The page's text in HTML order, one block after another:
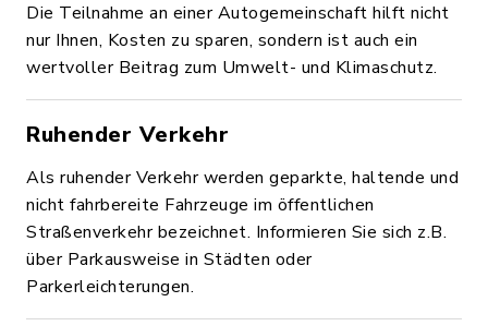
Die Teilnahme an einer Autogemeinschaft hilft nicht
nur Ihnen, Kosten zu sparen, sondern ist auch ein
wertvoller Beitrag zum Umwelt- und Klimaschutz.
Ruhender Verkehr
Als ruhender Verkehr werden geparkte, haltende und
nicht fahrbereite Fahrzeuge im öffentlichen
Straßenverkehr bezeichnet. Informieren Sie sich z.B.
über Parkausweise in Städten oder
Parkerleichterungen.